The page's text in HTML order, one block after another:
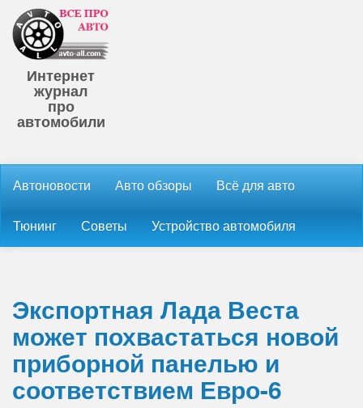
Интернет
журнал
про
автомобили
Автоновости Авто обзоры Всё для авто
Тюнинг Советы Устройство автомобиля
Экспортная Лада Веста
может похвастаться новой
приборной панелью и
соответствием Евро-6